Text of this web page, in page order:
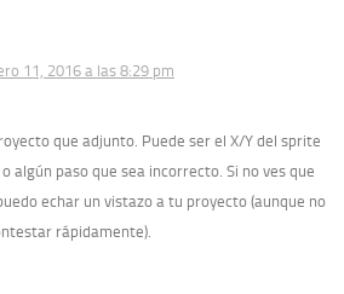
11, 2016 a las 8:29 pm
que adjunto. Puede ser el X/Y del sprite
algún paso que sea incorrecto. Si no ves que
echar un vistazo a tu proyecto (aunque no
rápidamente).